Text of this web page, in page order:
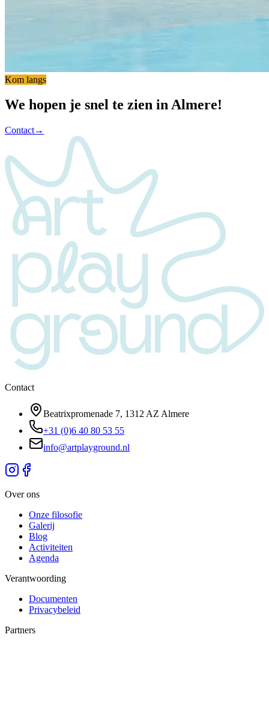
Kom langs
We hopen je snel te zien in Almere!
Contact→
Contact
Beatrixpromenade 7, 1312 AZ Almere
+31 (0)6 40 80 53 55
info@artplayground.nl
Over ons
Onze filosofie
Galerij
Blog
Activiteiten
Agenda
Verantwoording
Documenten
Privacybeleid
Partners